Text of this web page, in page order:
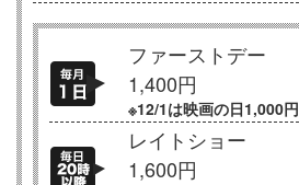
ファーストデー
1,400円
※12/1は映画の日1,000円
レイトショー
1,600円